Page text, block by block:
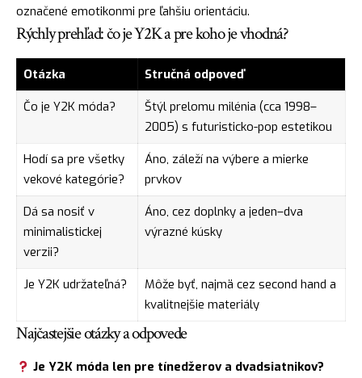
označené emotikonmi pre ľahšiu orientáciu.
Rýchly prehľad: čo je Y2K a pre koho je vhodná?
Otázka
Stručná odpoveď
Čo je Y2K móda?
Štýl prelomu milénia (cca 1998–
2005) s futuristicko-pop estetikou
Hodí sa pre všetky
vekové kategórie?
Áno, záleží na výbere a mierke
prvkov
Dá sa nosiť v
minimalistickej
verzii?
Áno, cez doplnky a jeden–dva
výrazné kúsky
Je Y2K udržateľná?
Môže byť, najmä cez second hand a
kvalitnejšie materiály
Najčastejšie otázky a odpovede
Je Y2K móda len pre tínedžerov a dvadsiatnikov?